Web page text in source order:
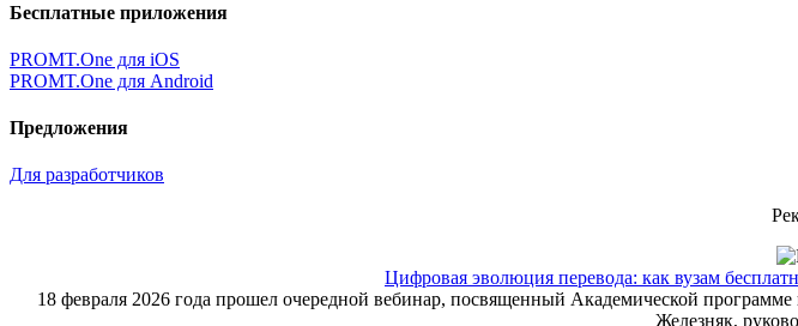
Бесплатные приложения
PROMT.One для iOS
PROMT.One для Android
Предложения
Для разработчиков
Цифровая эволюция перевода: как вузам
18 февраля 2026 года прошел очередной вебинар, посвященный Академической
Железняк,